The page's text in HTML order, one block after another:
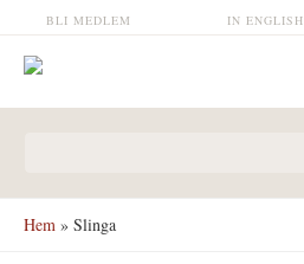
Hoppa till huvudinnehåll IN ENGLISH
BLI MEDLEM
Hem » Slinga